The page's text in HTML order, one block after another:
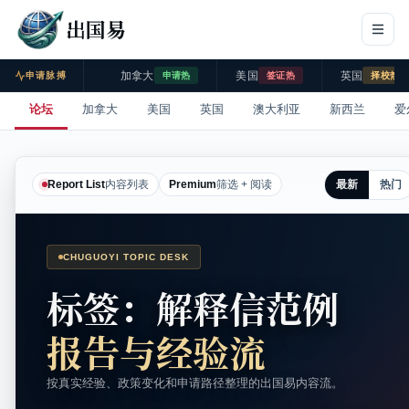
出国易
申请脉搏 加拿大 申请热 美国 签证热 英国 择校热
论坛 加拿大 美国 英国 澳大利亚 新西兰 爱
Report List内容列表 Premium筛选 + 阅读 最新 热门
CHUGUOYI TOPIC DESK
标签：解释信范例
报告与经验流
按真实经验、政策变化和申请路径整理的出国易内容流。